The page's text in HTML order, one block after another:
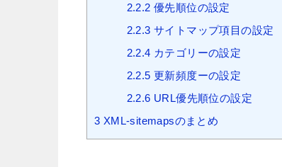
2.2.2 優先順位の設定
2.2.3 サイトマップ項目の設定
2.2.4 カテゴリーの設定
2.2.5 更新頻度ーの設定
2.2.6 URL優先順位の設定
3 XML-sitemapsのまとめ